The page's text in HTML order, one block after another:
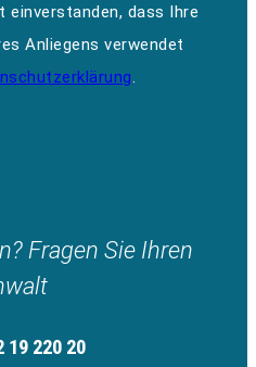
einverstanden, dass Ihre
Anliegens verwendet
Fragen Sie Ihren
19 220 20